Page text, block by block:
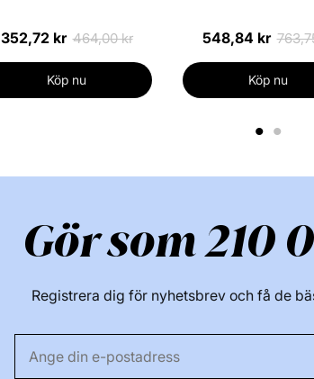
352,72 kr 464,00 kr
Köp nu
548,84 kr
Köp nu
1 2
Gör som 210
Registrera dig för nyhetsbrev och få de